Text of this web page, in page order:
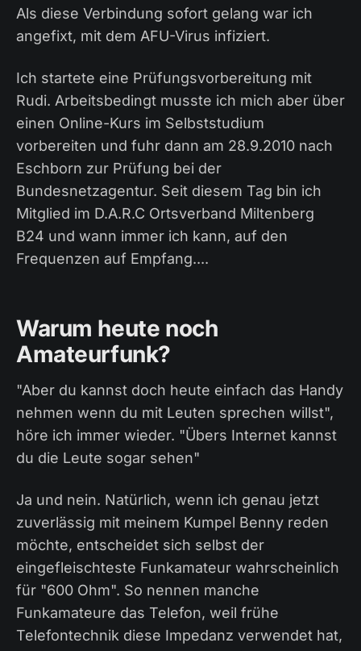
Als diese Verbindung sofort gelang war ich
angefixt, mit dem AFU-Virus infiziert.
Ich startete eine Prüfungsvorbereitung mit
Rudi. Arbeitsbedingt musste ich mich aber über
einen Online-Kurs im Selbststudium
vorbereiten und fuhr dann am 28.9.2010 nach
Eschborn zur Prüfung bei der
Bundesnetzagentur. Seit diesem Tag bin ich
Mitglied im D.A.R.C Ortsverband Miltenberg
B24 und wann immer ich kann, auf den
Frequenzen auf Empfang....
Warum heute noch
Amateurfunk?
"Aber du kannst doch heute einfach das Handy
nehmen wenn du mit Leuten sprechen willst",
höre ich immer wieder. "Übers Internet kannst
du die Leute sogar sehen"
Ja und nein. Natürlich, wenn ich genau jetzt
zuverlässig mit meinem Kumpel Benny reden
möchte, entscheidet sich selbst der
eingefleischteste Funkamateur wahrscheinlich
für "600 Ohm". So nennen manche
Funkamateure das Telefon, weil frühe
Telefontechnik diese Impedanz verwendet hat,